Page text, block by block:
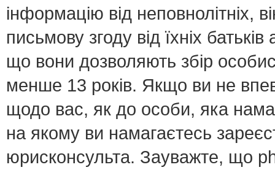
інформацію від неповнолітніх,
письмову згоду від їхніх
що вони дозволяють збір
менше 13 років. Якщо ви не
щодо вас, як до особи, яка
на якому ви намагаєтесь
юрисконсульта. Зауважте, що